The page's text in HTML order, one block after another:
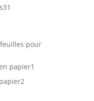
produit
31
pour
papier1
22